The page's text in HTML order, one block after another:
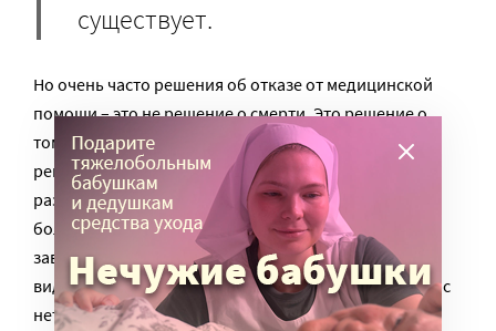
существует.
Но очень часто решения об отказе от медицинской
помощи – это не решение о смерти. Это решение о
том, что человек не готов жить так. И, бывает, это
решение может измениться после спокойного
разговора со специалистом. Например, сегодня
больному кажется ужасным жить с трахеостомой –
завтра он готов жить с нефростомами, лишь бы
видеть, как растут его дети. Проблема в том, что у нас
нет достаточного количества медицинских